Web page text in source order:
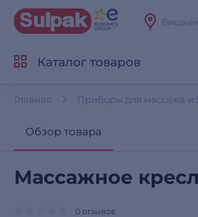
Бишкек
Каталог товаров
Главная Приборы для массажа и
Обзор товара
Массажное
0 отзывов